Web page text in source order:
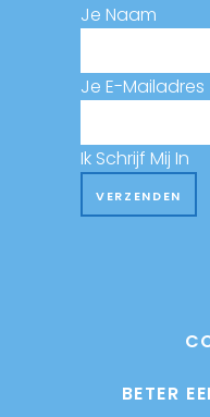
Je Naam
Je E-Mailadres
Ik Schrijf Mij In
BETER